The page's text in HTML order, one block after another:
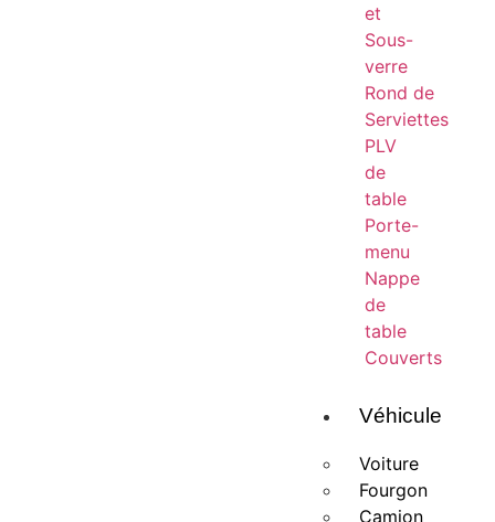
et
Sous-
verre
Rond de
Serviettes
PLV
de
table
Porte-
menu
Nappe
de
table
Couverts
Véhicule
Voiture
Fourgon
Camion